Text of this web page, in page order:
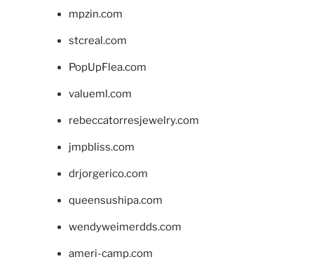
mpzin.com
stcreal.com
PopUpFlea.com
valueml.com
rebeccatorresjewelry.com
jmpbliss.com
drjorgerico.com
queensushipa.com
wendyweimerdds.com
ameri-camp.com